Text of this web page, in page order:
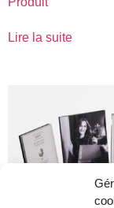
Lire la suite